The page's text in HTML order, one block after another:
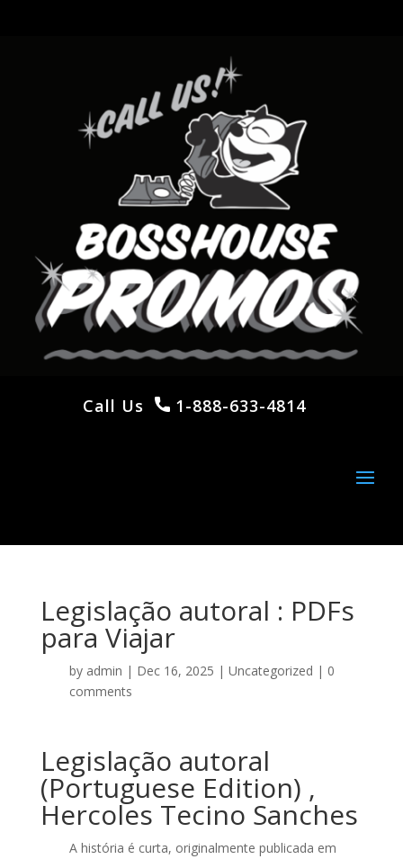
Call Us 1-888-633-4814
Legislação autoral : PDFs
para Viajar
by admin | Dec 16, 2025 | Uncategorized | 0
comments
Legislação autoral
(Portuguese Edition) ,
Hercoles Tecino Sanches
A história é curta, originalmente publicada em